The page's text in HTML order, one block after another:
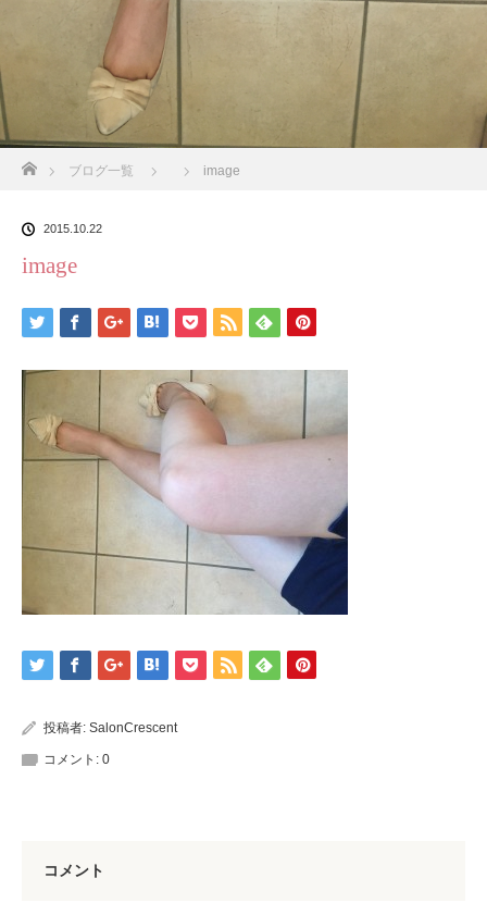
ブログ一覧 image
2015.10.22
image
投稿者: SalonCrescent
コメント: 0
コメント